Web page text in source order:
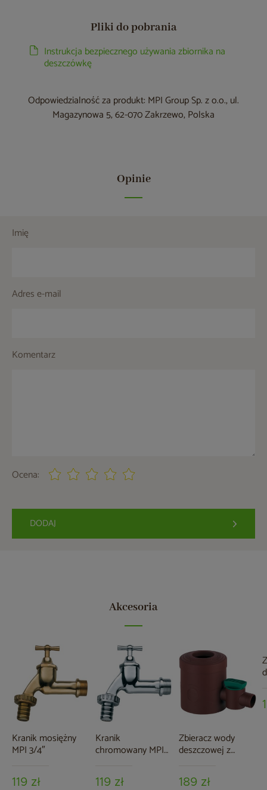
Pliki do pobrania
Instrukcja bezpiecznego używania zbiornika na
deszczówkę
Odpowiedzialność za produkt: MPI Group Sp. z o.o., ul.
Magazynowa 5, 62-070 Zakrzewo, Polska
Opinie
Imię
Adres e-mail
Komentarz
Ocena:
DODAJ
Akcesoria
Kranik mosiężny
MPI 3/4″
119 zł
Kranik
chromowany MPI
119 zł
Zbieracz wody
deszczowej z
brązowy
189 zł